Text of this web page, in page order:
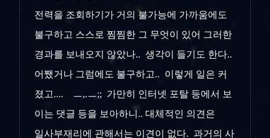
전력을 조회하기가 거의 불가능에 가까움에도
불구하고 스스로 찜찜한 그 무엇이 있어 그러한
경과를 보내오지 않았나.. 생각이 들기도 한다..
어쨌거나 그럼에도 불구하고.. 이렇게 일은 커
졌고.... ㅡ,.ㅡ;; 가만히 인터넷 포탈 등에서 보
이는 댓글 등을 보아하니.. 대체적인 의견은
일사부재리에 관해서는 이견이 없다. 과거의 사